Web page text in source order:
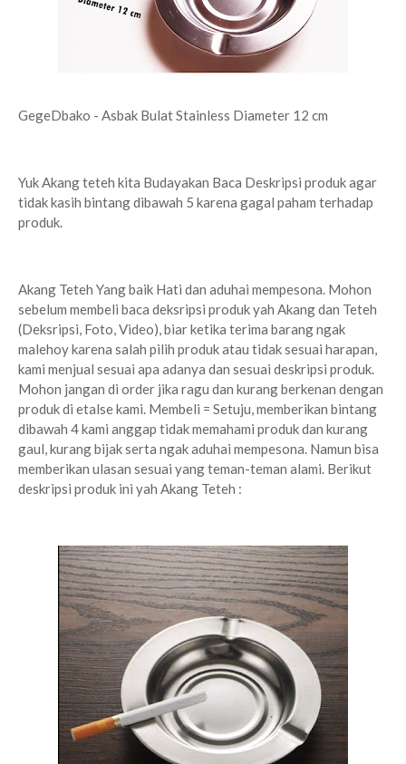
GegeDbako - Asbak Bulat Stainless Diameter 12 cm
Yuk Akang teteh kita Budayakan Baca Deskripsi produk agar
tidak kasih bintang dibawah 5 karena gagal paham terhadap
produk.
Akang Teteh Yang baik Hati dan aduhai mempesona. Mohon
sebelum membeli baca deksripsi produk yah Akang dan Teteh
(Deksripsi, Foto, Video), biar ketika terima barang ngak
malehoy karena salah pilih produk atau tidak sesuai harapan,
kami menjual sesuai apa adanya dan sesuai deskripsi produk.
Mohon jangan di order jika ragu dan kurang berkenan dengan
produk di etalse kami. Membeli = Setuju, memberikan bintang
dibawah 4 kami anggap tidak memahami produk dan kurang
gaul, kurang bijak serta ngak aduhai mempesona. Namun bisa
memberikan ulasan sesuai yang teman-teman alami. Berikut
deskripsi produk ini yah Akang Teteh :